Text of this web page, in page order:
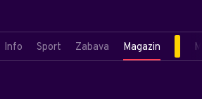
Info Sport Zabava Magazin